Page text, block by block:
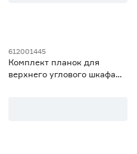
612001445
Комплект планок для
верхнего углового шкафа